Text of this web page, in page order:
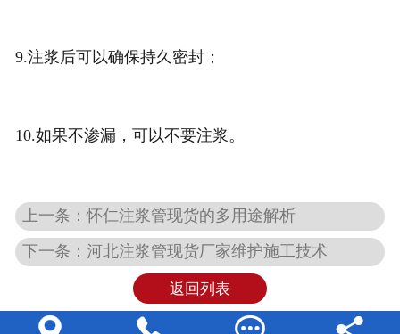
9.注浆后可以确保持久密封；
10.如果不渗漏，可以不要注浆。
上一条：怀仁注浆管现货的多用途解析
下一条：河北注浆管现货厂家维护施工技术
返回列表